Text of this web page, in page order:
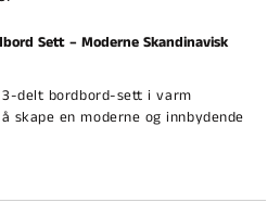
Sett – Moderne Skandinavisk
delt bordbord-sett i varm
en moderne og innbydende